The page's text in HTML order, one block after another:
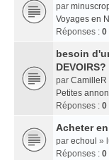
par
Voyages en
Réponses : 0
besoin
DEVOIRS?
par CamilleR
Petites
Réponses : 0
Acheter
par echoul »
Réponses : 0